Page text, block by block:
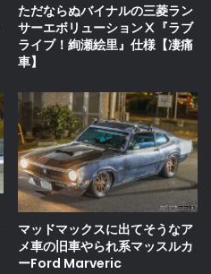
ただならぬバイナルの三菱ラン
サーエボリューションⅩ『ラブ
ライブ！絢瀬絵里』仕様【凄痛
車】
マッドマックスに出てそうなア
メ車の旧車やられ系マッスルカ
ーFord Marveric